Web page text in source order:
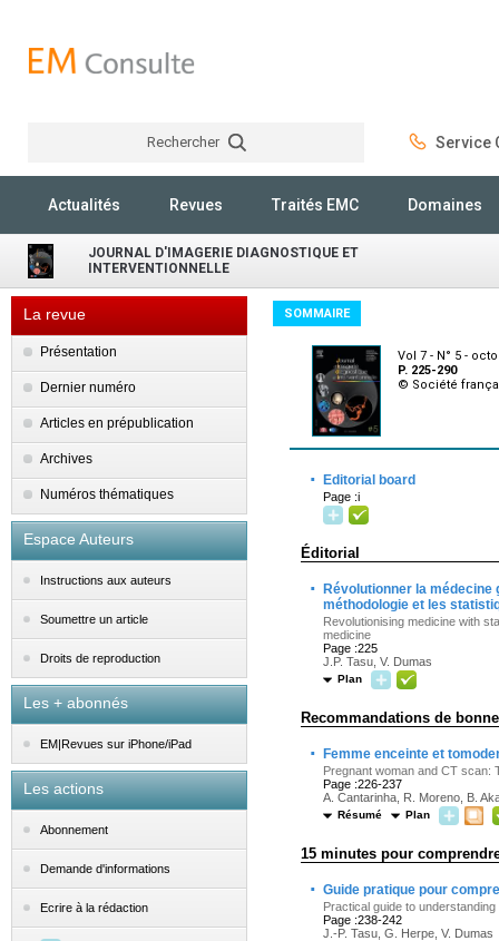
Rechercher Service
Actualités Revues Traités EMC Domaines
JOURNAL D'IMAGERIE DIAGNOSTIQUE ET
INTERVENTIONNELLE
La revue
Présentation
Dernier numéro
Articles en prépublication
Archives
Numéros thématiques
Espace Auteurs
Instructions aux auteurs
Soumettre un article
Droits de reproduction
Les + abonnés
EM|Revues sur iPhone/iPad
Les actions
Abonnement
Demande d'informations
Ecrire à la rédaction
SOMMAIRE
Vol 7 - N° 5 -
P. 225-290
© Société
· Editorial board
Page :i
Éditorial
·
Révolutionner la
méthodologie et les
Revolutionising medicine with
medicine
Page :225
J.P. Tasu, V. Dumas
Plan
Recommandations de
· Femme enceinte et
Pregnant woman and CT scan:
Page :226-237
A. Cantarinha, R. Moreno, B.
Résumé Plan
15 minutes pour
· Guide pratique pour
Practical guide to
Page :238-242
J.-P. Tasu, G. Herpe, V. Dumas